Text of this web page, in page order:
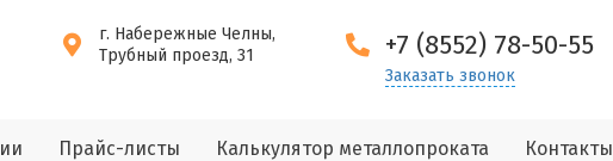
г. Набережные Челны,
Трубный проезд, 31
+7 (8552) 78-50-55
Заказать звонок
Прайс-листы Калькулятор металлопроката Контакты